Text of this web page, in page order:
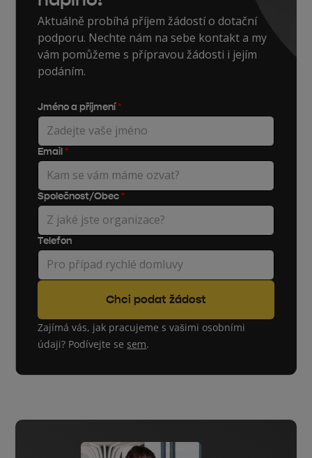
Aktuálně probíhá příjem žádostí o dotační
podporu. Nechte nám na sebe kontakt a my
vám pomůžeme s přípravou žádosti i jejím
podáním.
Jméno a příjmení*
Email*
Společnost/Obec*
Telefon
Zajímá vás, jak pracujeme s vašimi osobními
údaji? Podívejte se sem.